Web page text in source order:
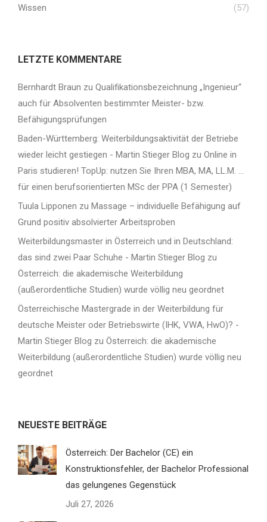
Wissen
(57)
LETZTE KOMMENTARE
Bernhardt Braun zu Qualifikationsbezeichnung „Ingenieur“
auch für Absolventen bestimmter Meister- bzw.
Befähigungsprüfungen
Baden-Württemberg: Weiterbildungsaktivität der Betriebe
wieder leicht gestiegen - Martin Stieger Blog zu Online in
Paris studieren! TopUp: nutzen Sie Ihren MBA, MA, LL.M. …
für einen berufsorientierten MSc der PPA (1 Semester)
Tuula Lipponen zu Massage – individuelle Befähigung auf
Grund positiv absolvierter Arbeitsproben
Weiterbildungsmaster in Österreich und in Deutschland:
das sind zwei Paar Schuhe - Martin Stieger Blog zu
Österreich: die akademische Weiterbildung
(außerordentliche Studien) wurde völlig neu geordnet
Österreichische Mastergrade in der Weiterbildung für
deutsche Meister oder Betriebswirte (IHK, VWA, HwO)? -
Martin Stieger Blog zu Österreich: die akademische
Weiterbildung (außerordentliche Studien) wurde völlig neu
geordnet
NEUESTE BEITRÄGE
Österreich: Der Bachelor (CE) ein
Konstruktionsfehler, der Bachelor Professional
das gelungenes Gegenstück
Juli 27, 2026